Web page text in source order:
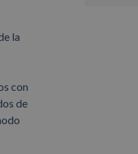
la
con
de